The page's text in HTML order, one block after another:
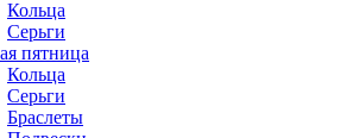
Кольца
Серьги
пятница
Кольца
Серьги
Браслеты